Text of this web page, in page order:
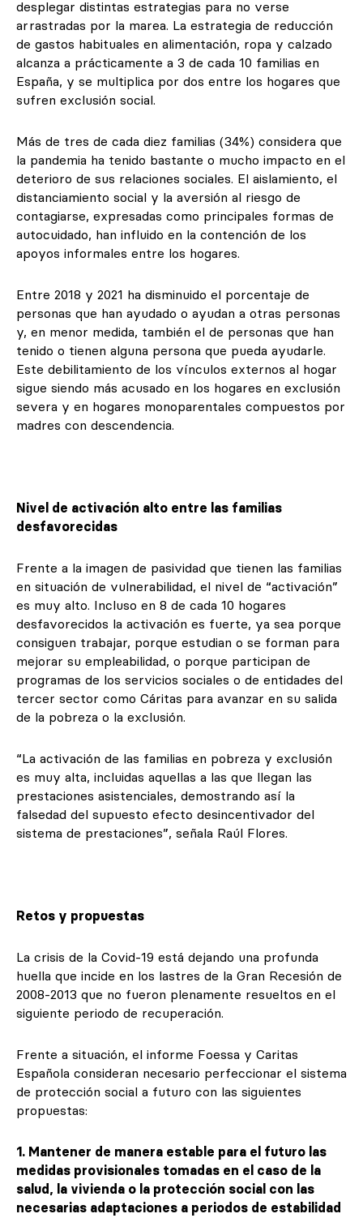
desplegar distintas estrategias para no verse
arrastradas por la marea. La estrategia de reducción
de gastos habituales en alimentación, ropa y calzado
alcanza a prácticamente a 3 de cada 10 familias en
España, y se multiplica por dos entre los hogares que
sufren exclusión social.
Más de tres de cada diez familias (34%) considera que
la pandemia ha tenido bastante o mucho impacto en el
deterioro de sus relaciones sociales. El aislamiento, el
distanciamiento social y la aversión al riesgo de
contagiarse, expresadas como principales formas de
autocuidado, han influido en la contención de los
apoyos informales entre los hogares.
Entre 2018 y 2021 ha disminuido el porcentaje de
personas que han ayudado o ayudan a otras personas
y, en menor medida, también el de personas que han
tenido o tienen alguna persona que pueda ayudarle.
Este debilitamiento de los vínculos externos al hogar
sigue siendo más acusado en los hogares en exclusión
severa y en hogares monoparentales compuestos por
madres con descendencia.
Nivel de activación alto entre las familias
desfavorecidas
Frente a la imagen de pasividad que tienen las familias
en situación de vulnerabilidad, el nivel de “activación”
es muy alto. Incluso en 8 de cada 10 hogares
desfavorecidos la activación es fuerte, ya sea porque
consiguen trabajar, porque estudian o se forman para
mejorar su empleabilidad, o porque participan de
programas de los servicios sociales o de entidades del
tercer sector como Cáritas para avanzar en su salida
de la pobreza o la exclusión.
“La activación de las familias en pobreza y exclusión
es muy alta, incluidas aquellas a las que llegan las
prestaciones asistenciales, demostrando así la
falsedad del supuesto efecto desincentivador del
sistema de prestaciones”, señala Raúl Flores.
Retos y propuestas
La crisis de la Covid-19 está dejando una profunda
huella que incide en los lastres de la Gran Recesión de
2008-2013 que no fueron plenamente resueltos en el
siguiente periodo de recuperación.
Frente a situación, el informe Foessa y Caritas
Española consideran necesario perfeccionar el sistema
de protección social a futuro con las siguientes
propuestas:
1. Mantener de manera estable para el futuro las
medidas provisionales tomadas en el caso de la
salud, la vivienda o la protección social con las
necesarias adaptaciones a periodos de estabilidad